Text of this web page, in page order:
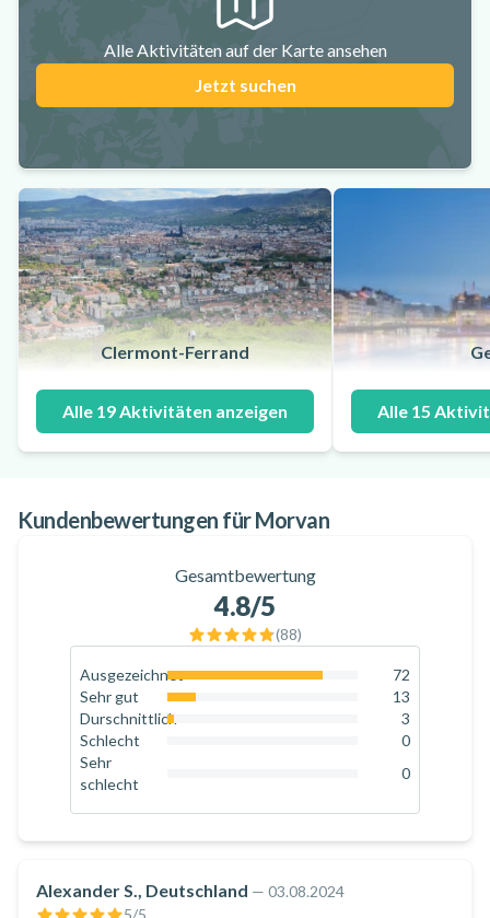
Alle Aktivitäten auf der Karte ansehen
Jetzt suchen
Clermont-Ferrand
Alle 19 Aktivitäten anzeigen Alle 15
Kundenbewertungen für Morvan
Gesamtbewertung
4.8/5
(88)
Ausgezeichnet
81.8
72
Sehr gut
14.8
13
Durschnittlich
3
Schlecht
0
Sehr
schlecht
0
Alexander S., Deutschland — 03.08.2024
5/5